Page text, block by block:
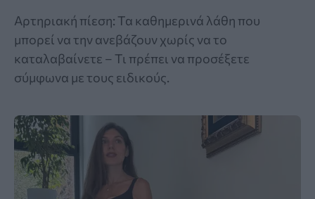
Αρτηριακή πίεση: Τα καθημερινά λάθη που
μπορεί να την ανεβάζουν χωρίς να το
καταλαβαίνετε – Τι πρέπει να προσέξετε
σύμφωνα με τους ειδικούς.